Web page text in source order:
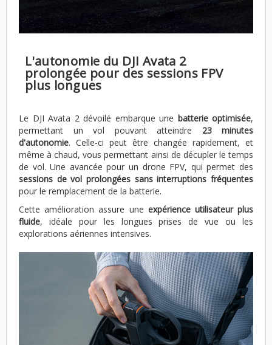
L'autonomie du DJI Avata 2
prolongée pour des sessions FPV
plus longues
Le DJI Avata 2 dévoilé embarque une batterie optimisée,
permettant un vol pouvant atteindre 23 minutes
d'autonomie. Celle-ci peut être changée rapidement, et
même à chaud, vous permettant ainsi de décupler le temps
de vol. Une avancée pour un drone FPV, qui permet des
sessions de vol prolongées sans interruptions fréquentes
pour le remplacement de la batterie.
Cette amélioration assure une expérience utilisateur plus
fluide, idéale pour les longues prises de vue ou les
explorations aériennes intensives.